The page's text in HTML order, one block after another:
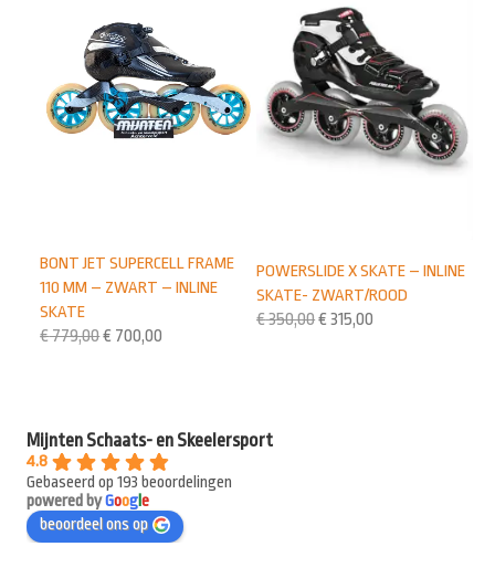
POWERSLIDE X SKATE – INLINE
SKATE- ZWART/ROOD
€350,00€ 315,00
BONT JET SUPERCELL FRAME
110 MM – ZWART – INLINE
SKATE
€779,00€ 700,00
Mijnten Schaats- en Skeelersport
4.8
Gebaseerd op 193 beoordelingen
powered byGooge
beoordeel ons op